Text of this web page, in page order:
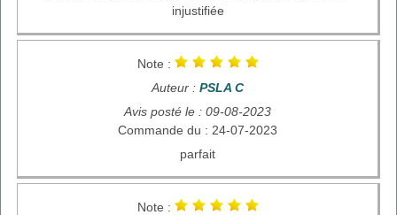
injustifiée
Note :
Auteur : PSLA C
Avis posté le : 09-08-2023
Commande du : 24-07-2023
parfait
Note :